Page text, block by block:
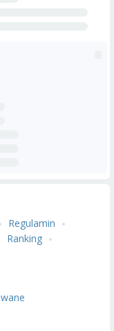
Regulamin
Ranking